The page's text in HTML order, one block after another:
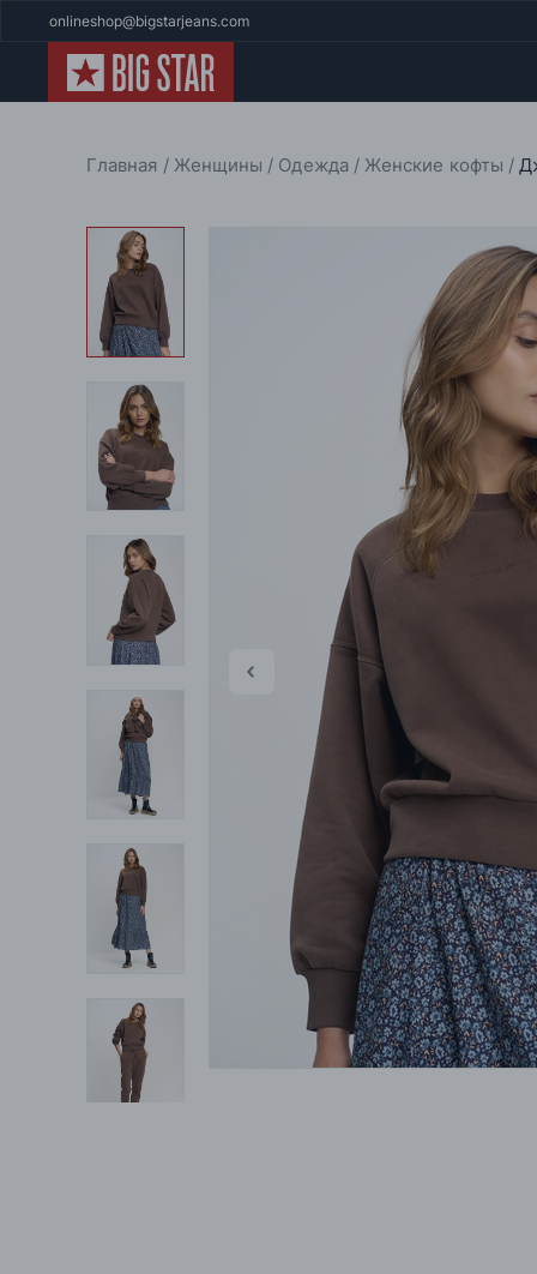
onlineshop@bigstarjeans.com
Главная Женщины Одежда Женские кофты